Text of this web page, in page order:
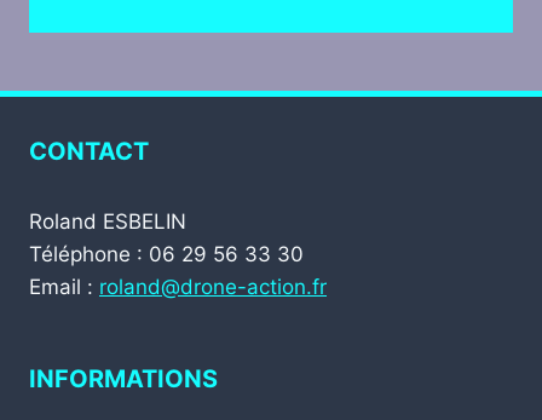
CONTACT
Roland ESBELIN
Téléphone : 06 29 56 33 30
Email : roland@drone-action.fr
INFORMATIONS